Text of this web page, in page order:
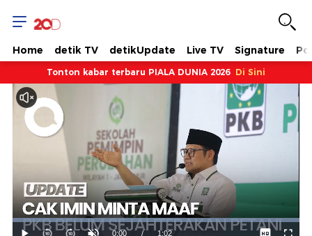
Home detik TV detikUpdate Live TV Signature
Tonton kabar terbaru PIALA DUNIA 2026 Di Sini
Waktu
0:00 / Durasi
1:02
Dimuat:
100.00%